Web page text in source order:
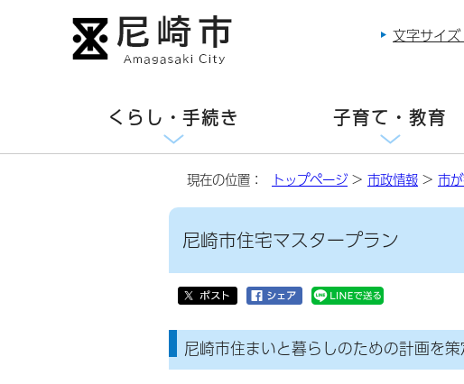
文字サイ
くらし・手続き 子育て・教育
現在の位置： トップページ> 市政情報 > 市
尼崎市住宅マスタープラン
尼崎市住まいと暮らしのための計画を策